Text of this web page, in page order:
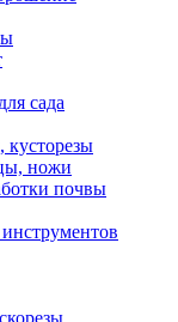
сада
кусторезы
ножи
почвы